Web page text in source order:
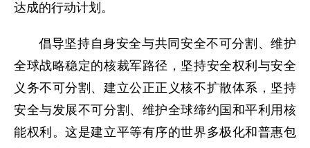
达成的行动计划。
倡导坚持自身安全与共同安全不可分割、维护
全球战略稳定的核裁军路径，坚持安全权利与安全
义务不可分割、建立公正正义核不扩散体系，坚持
安全与发展不可分割、维护全球缔约国和平利用核
能权利。这是建立平等有序的世界多极化和普惠包